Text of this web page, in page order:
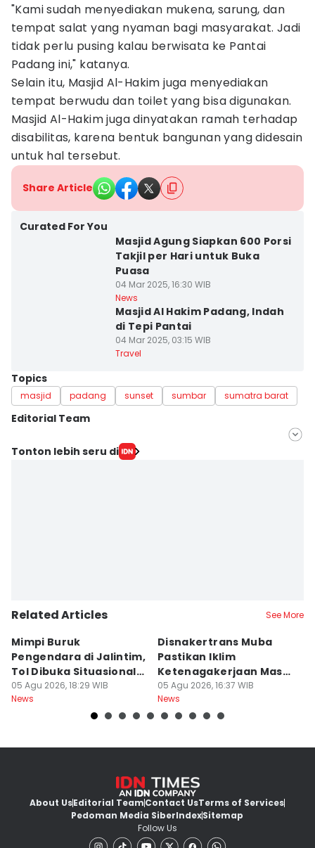
"Kami sudah menyediakan mukena, sarung, dan
tempat salat yang nyaman bagi masyarakat. Jadi
tidak perlu pusing kalau berwisata ke Pantai
Padang ini," katanya.
Selain itu, Masjid Al-Hakim juga menyediakan
tempat berwudu dan toilet yang bisa digunakan.
Masjid Al-Hakim juga dinyatakan ramah terhadap
disabilitas, karena bentuk bangunan yang didesain
untuk hal tersebut.
Share Article
Curated For You
Masjid Agung Siapkan 600 Porsi
Takjil per Hari untuk Buka
Puasa
04 Mar 2025, 16:30 WIB
News
Masjid Al Hakim Padang, Indah
di Tepi Pantai
04 Mar 2025, 03:15 WIB
Travel
Topics
masjid padang sunset sumbar sumatra barat
Editorial Team
Editor
Tonton lebih seru di
Related Articles See More
Mimpi Buruk
Pengendara di Jalintim,
Tol Dibuka Situasional
Saat Krodit
05 Agu 2026, 18:29 WIB
News
Disnakertrans Muba
Pastikan Iklim
Ketenagakerjaan Masih
Kondusif
05 Agu 2026, 16:37 WIB
News
About UsEditorial TeamContact UsTerms of Services
Pedoman Media SiberIndexSitemap
Follow Us